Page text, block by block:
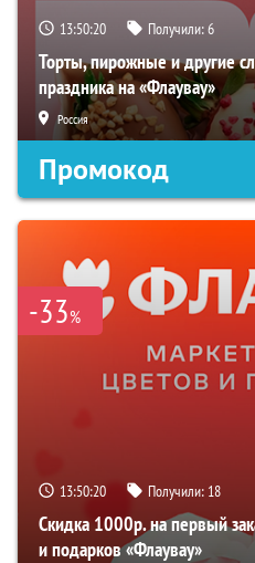
13:50:19 Получили:6
Торты, пирожные и другие
праздника на «Флаувау»
Россия
Промокод
-33%
13:50:19 Получили: 18
Скидка 1000р. на первый
и подарков «Флаувау»